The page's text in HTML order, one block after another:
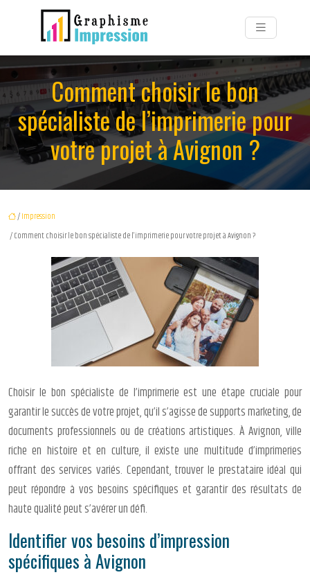
Comment choisir le bon
spécialiste de l’imprimerie pour
votre projet à Avignon ?
/Impression
/ Comment choisir le bon spécialiste de l’imprimerie pour votre projet à Avignon ?
Choisir le bon spécialiste de l’imprimerie est une étape cruciale pour
garantir le succès de votre projet, qu’il s’agisse de supports marketing, de
documents professionnels ou de créations artistiques. À Avignon, ville
riche en histoire et en culture, il existe une multitude d’imprimeries
offrant des services variés. Cependant, trouver le prestataire idéal qui
peut répondre à vos besoins spécifiques et garantir des résultats de
haute qualité peut s’avérer un défi.
Identifier vos besoins d’impression
spécifiques à Avignon